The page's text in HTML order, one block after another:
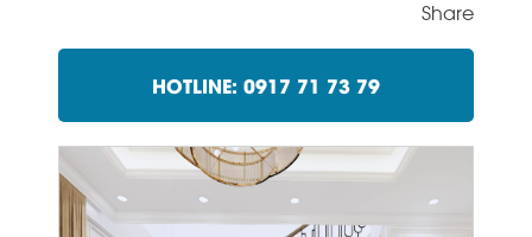
Share
HOTLINE: 0917 71 73 79